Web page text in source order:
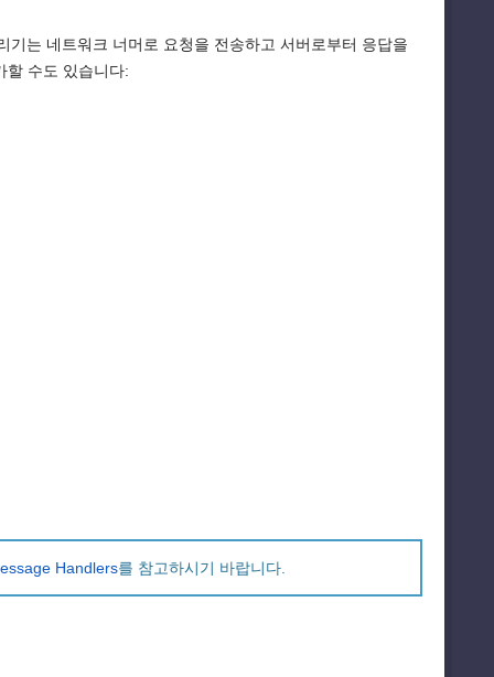
는 네트워크 너머로 요청을 전송하고 서버로부터 응답을
할 수도 있습니다:
Handlers를 참고하시기 바랍니다.